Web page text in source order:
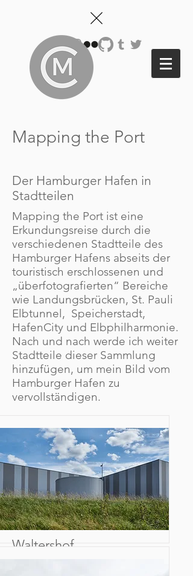
Mapping the Port
Der Hamburger Hafen in
Stadtteilen
Mapping the Port ist eine
Erkundungsreise durch die
verschiedenen Stadtteile des
Hamburger Hafens abseits der
touristisch erschlossenen und
„überfotografierten“ Bereiche
wie Landungsbrücken, St. Pauli
Elbtunnel, Speicherstadt,
HafenCity und Elbphilharmonie.
Nach und nach werde ich weiter
Stadtteile dieser Sammlung
hinzufügen, um mein Bild vom
Hamburger Hafen zu
vervollständigen.
Waltershof